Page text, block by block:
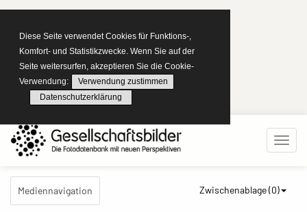
Diese Seite verwendet Cookies für Funktions-,
Komfort- und Statistikzwecke. Wenn Sie auf der
Seite weitersurfen, akzeptieren Sie die Cookie-
Verwendung:
Verwendung zustimmen
Datenschutzerklärung
Mediennavigation Zwischenablage (0)